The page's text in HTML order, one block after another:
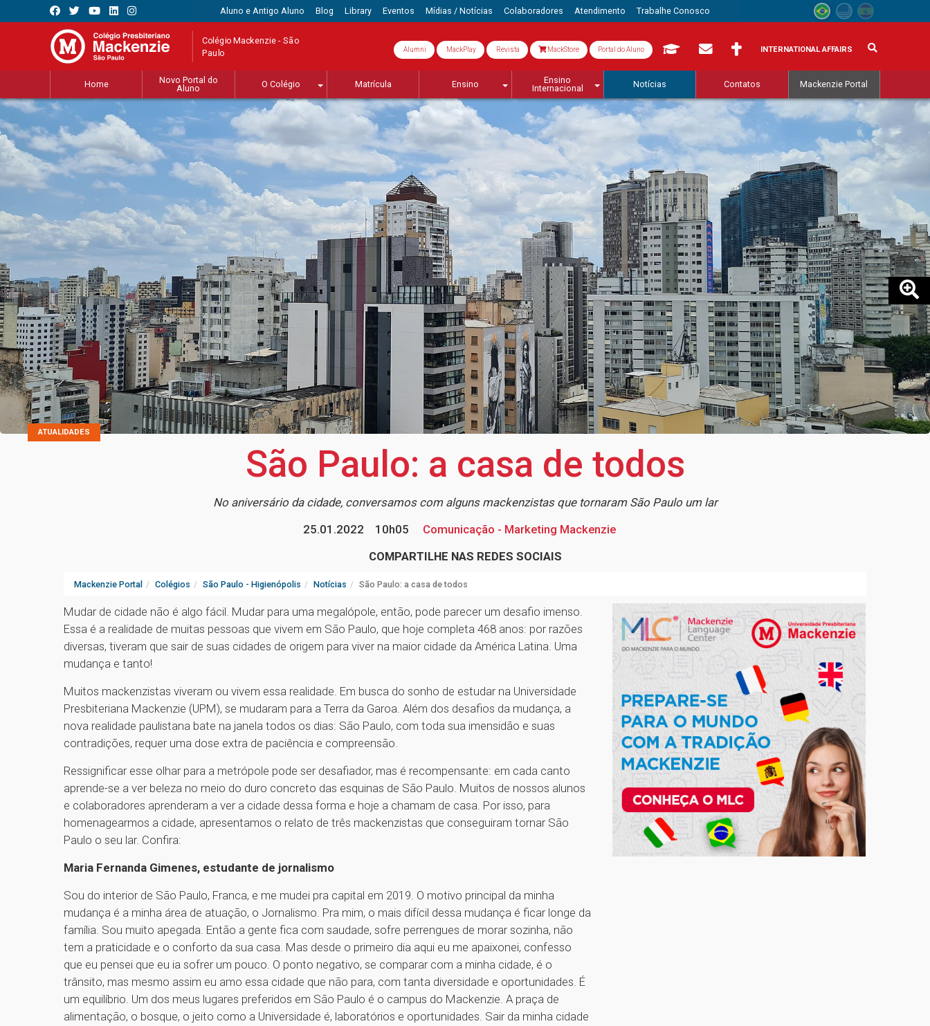
Aluno e Antigo Aluno Blog Library Eventos Mídias / Notícias Colaboradores Atendimento Trabalhe Conosco
Colégio Mackenzie - São
Paulo Alumni MackPlay Revista MackStore Portal do Aluno INTERNATIONAL AFFAIRS
Home
Novo Portal do
Aluno
O Colégio Matrícula Ensino
Ensino
Internacional
Notícias Contatos Mackenzie Portal
ATUALIDADES
São Paulo: a casa de todos
No aniversário da cidade, conversamos com alguns mackenzistas que tornaram São Paulo um lar
25.01.2022
10h05
Comunicação - Marketing Mackenzie
COMPARTILHE NAS REDES SOCIAIS
Mackenzie Portal Colégios São Paulo - Higienópolis Notícias São Paulo: a casa de todos
Mudar de cidade não é algo fácil. Mudar para uma megalópole, então, pode parecer um desafio imenso.
Essa é a realidade de muitas pessoas que vivem em São Paulo, que hoje completa 468 anos: por razões
diversas, tiveram que sair de suas cidades de origem para viver na maior cidade da América Latina. Uma
mudança e tanto!
Muitos mackenzistas viveram ou vivem essa realidade. Em busca do sonho de estudar na Universidade
Presbiteriana Mackenzie (UPM), se mudaram para a Terra da Garoa. Além dos desafios da mudança, a
nova realidade paulistana bate na janela todos os dias: São Paulo, com toda sua imensidão e suas
contradições, requer uma dose extra de paciência e compreensão.
Ressignificar esse olhar para a metrópole pode ser desafiador, mas é recompensante: em cada canto
aprende-se a ver beleza no meio do duro concreto das esquinas de São Paulo. Muitos de nossos alunos
e colaboradores aprenderam a ver a cidade dessa forma e hoje a chamam de casa. Por isso, para
homenagearmos a cidade, apresentamos o relato de três mackenzistas que conseguiram tornar São
Paulo o seu lar. Confira:
Maria Fernanda Gimenes, estudante de jornalismo
Sou do interior de São Paulo, Franca, e me mudei pra capital em 2019. O motivo principal da minha
mudança é a minha área de atuação, o Jornalismo. Pra mim, o mais difícil dessa mudança é ficar longe da
família. Sou muito apegada. Então a gente fica com saudade, sofre perrengues de morar sozinha, não
tem a praticidade e o conforto da sua casa. Mas desde o primeiro dia aqui eu me apaixonei, confesso
que eu pensei que eu ia sofrer um pouco. O ponto negativo, se comparar com a minha cidade, é o
trânsito, mas mesmo assim eu amo essa cidade que não para, com tanta diversidade e oportunidades. É
um equilíbrio. Um dos meus lugares preferidos em São Paulo é o campus do Mackenzie. A praça de
alimentação, o bosque, o jeito como a Universidade é, laboratórios e oportunidades. Sair da minha cidade